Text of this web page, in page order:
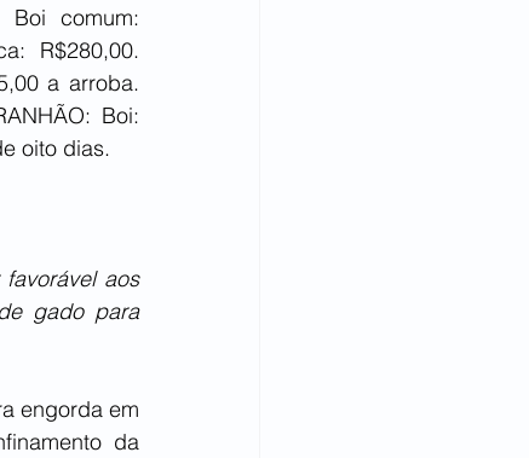
Boi comum:
R$280,00.
a arroba.
Boi:
oito dias.
aos
gado para
engorda em
da